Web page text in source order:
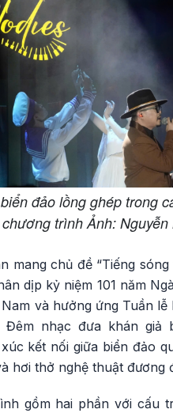
đảo lồng ghép trong
chương trình Ảnh: Nguyễn
mang chủ đề “Tiếng sóng
dịp kỷ niệm 101 năm
và hưởng ứng Tuần lễ
Đêm nhạc đưa khán giả
kết nối giữa biển đảo
hơi thở nghệ thuật đương
gồm hai phần với cấu